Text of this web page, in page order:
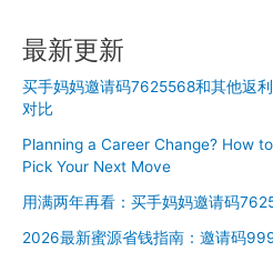
最新更新
买手妈妈邀请码7625568和其他返
对比
Planning a Career Change? How
Pick Your Next Move
用满两年再看：买手妈妈邀请码
2026最新蜜源省钱指南：邀请码